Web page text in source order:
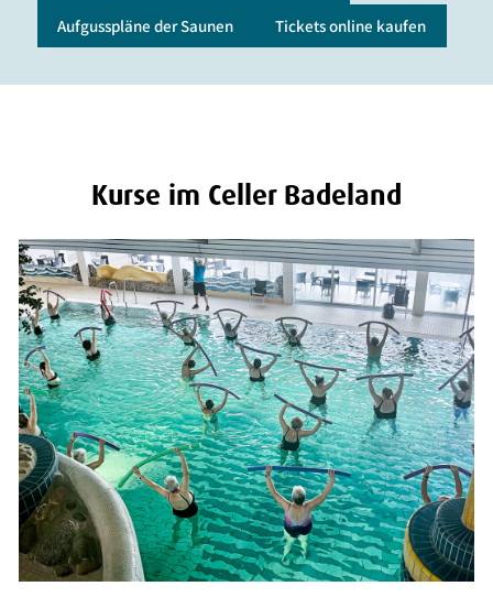
Aufgusspläne der Saunen Tickets online kaufen
Kurse im Celler Badeland